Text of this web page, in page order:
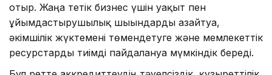
отыр. Жаңа тетік бизнес үшін уақыт пен
ұйымдастырушылық шығындарды азайтуға,
әкімшілік жүктемені төмендетуге және мемлекеттік
ресурстарды тиімді пайдалануға мүмкіндік береді.